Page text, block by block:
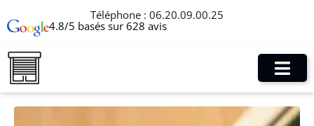
Téléphone : 06.20.09.00.25
4.8/5 basés sur 628 avis